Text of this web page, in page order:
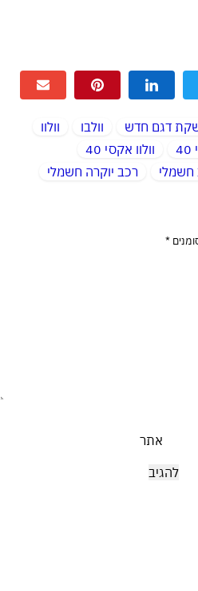
דגם חדש וולבו
וולוו
וולוו אקסי 40
חשמלי רכב יוקרה חשמלי
*
אתר